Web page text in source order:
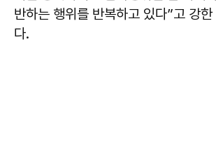
반하는 행위를 반복하고 있다”고 강
다.